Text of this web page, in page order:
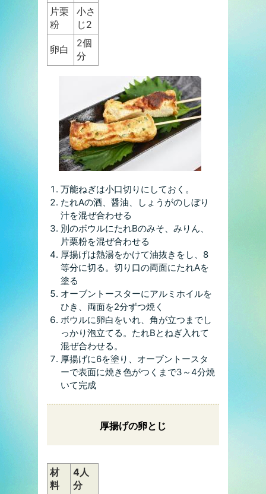
片栗
粉
小さ
じ2
卵白
2個
分
万能ねぎは小口切りにしておく。
たれAの酒、醤油、しょうがのしぼり
汁を混ぜ合わせる
別のボウルにたれBのみそ、みりん、
片栗粉を混ぜ合わせる
厚揚げは熱湯をかけて油抜きをし、8
等分に切る。切り口の両面にたれAを
塗る
オーブントースターにアルミホイルを
ひき、両面を2分ずつ焼く
ボウルに卵白をいれ、角が立つまでし
っかり泡立てる。たれBとねぎ入れて
混ぜ合わせる。
厚揚げに6を塗り、オーブントースタ
ーで表面に焼き色がつくまで3～4分焼
いて完成
厚揚げの卵とじ
材
料
4人
分